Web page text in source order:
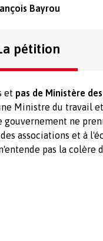
Bayrou
pétition
et pas de Ministère
Ministre du travail
gouvernement ne
associations et à
pas la colère